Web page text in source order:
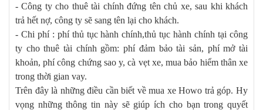
- Công ty cho thuê tài chính đứng tên chủ xe, sau khi khách
trả hết nợ, công ty sẽ sang tên lại cho khách.
- Chi phí : phí thủ tục hành chính,thủ tục hành chính tại công
ty cho thuê tài chính gồm: phí đảm bảo tài sản, phí mở tài
khoản, phí công chứng sao y, cà vẹt xe, mua bảo hiểm thân xe
trong thời gian vay.
Trên đây là những điều cần biết về mua xe Howo trả góp. Hy
vọng những thông tin này sẽ giúp ích cho bạn trong quyết